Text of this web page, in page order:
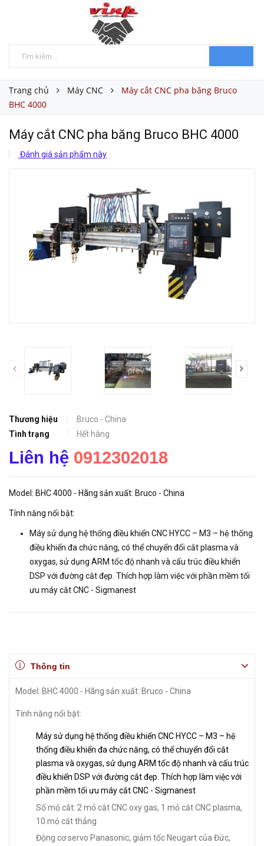
Trang chủ Máy CNC
Máy cắt CNC pha băng Bruco
BHC 4000
Máy cắt CNC pha băng Bruco BHC 4000
Đánh giá sản phẩm này
prev
Thương hiệu
Bruco - China
Tình trạng
Hết hàng
Liên hệ 0912302018
Model: BHC 4000 - Hãng sản xuất: Bruco - China
Tính năng nổi bật:
Máy sử dụng hệ thống điều khiển CNC HYCC – M3 – hệ thống
điều khiển đa chức năng, có thể chuyển đổi cắt plasma và
oxygas, sử dụng ARM tốc độ nhanh và cấu trúc điều khiển
DSP với đường cắt đẹp. Thích hợp làm việc với phần mềm tối
ưu máy cắt CNC - Sigmanest
Thông tin
Model: BHC 4000 - Hãng sản xuất: Bruco - China
Tính năng nổi bật:
Máy sử dụng hệ thống điều khiển CNC HYCC – M3 – hệ
thống điều khiển đa chức năng, có thể chuyển đổi cắt
plasma và oxygas, sử dụng ARM tốc độ nhanh và cấu trúc
điều khiển DSP với đường cắt đẹp. Thích hợp làm việc với
phần mềm tối ưu máy cắt CNC - Sigmanest
Số mỏ cắt: 2 mỏ cắt CNC oxy gas, 1 mỏ cắt CNC plasma,
10 mỏ cắt thẳng
Động cơ servo Panasonic, giảm tốc Neugart của Đức,